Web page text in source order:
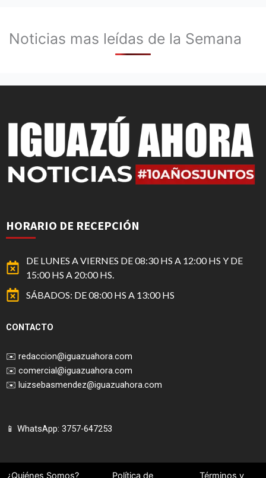
Noticias mas leídas de la Semana
HORARIO DE RECEPCIÓN
DE LUNES A VIERNES DE 08:30 HS A 12:00 HS Y DE
15:00 HS A 20:00 HS.
SÁBADOS: DE 08:00 HS A 13:00 HS
CONTACTO
✉️ redaccion@iguazuahora.com
✉️ comercial@iguazuahora.com
✉️ luizsebasmendez@iguazuahora.com
📱 WhatsApp: 3757-647253